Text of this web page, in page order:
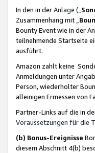
In den in derAnlage („
Zusammenhang mit „
Bounty Event wie in der
teilnehmende Startseite
ausführt.
Amazon zahlt keine
Anmeldungen unter
Person, wiederholter
alleinigen Ermessen von
Partner-Links auf die in
Voraussetzungen für die
(b) Bonus-Ereignisse
diesem Abschnitt 4(b)